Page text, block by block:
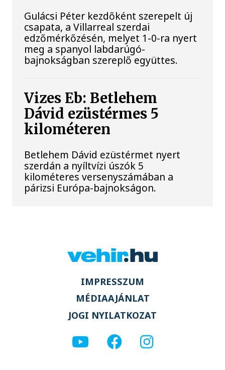
Gulácsi Péter kezdőként szerepelt új
csapata, a Villarreal szerdai
edzőmérkőzésén, melyet 1-0-ra nyert
meg a spanyol labdarúgó-
bajnokságban szereplő együttes.
Vizes Eb: Betlehem
Dávid ezüstérmes 5
kilométeren
Betlehem Dávid ezüstérmet nyert
szerdán a nyíltvízi úszók 5
kilométeres versenyszámában a
párizsi Európa-bajnokságon.
IMPRESSZUM
MÉDIAAJÁNLAT
JOGI NYILATKOZAT